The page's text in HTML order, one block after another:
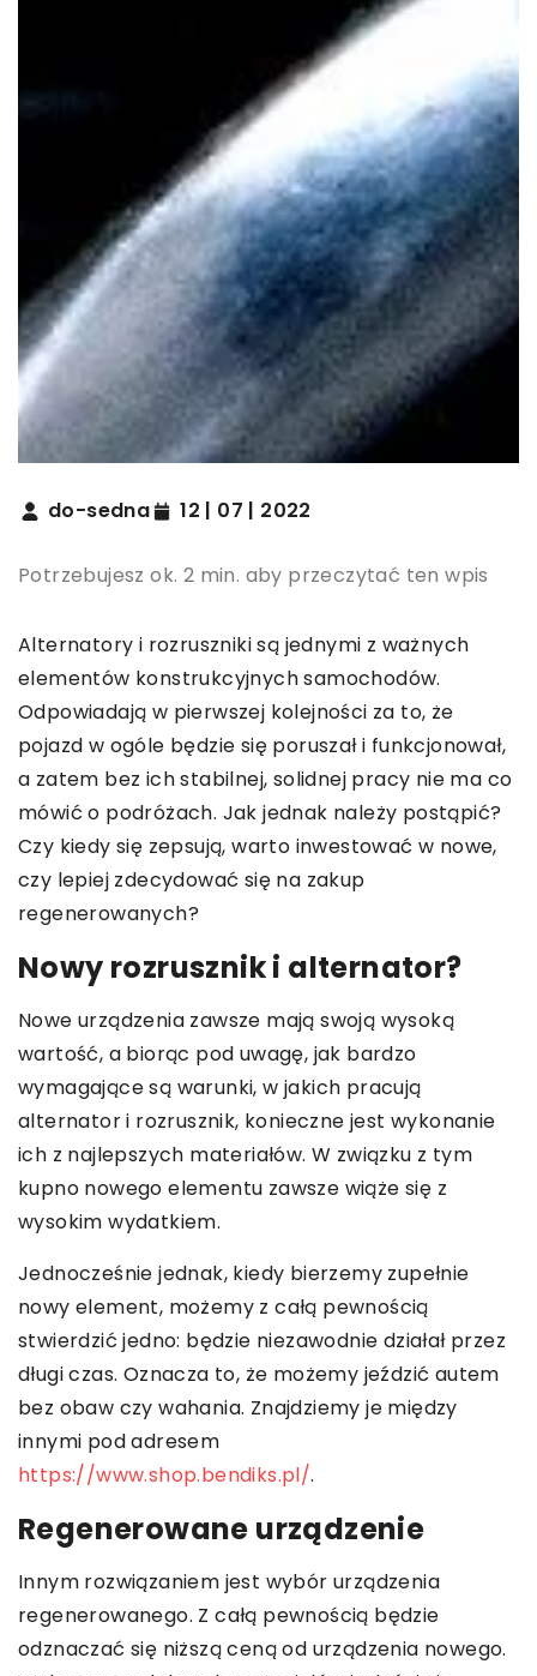
do-sedna 12 | 07 | 2022
Potrzebujesz ok. 2 min. aby przeczytać ten wpis
Alternatory i rozruszniki są jednymi z ważnych
elementów konstrukcyjnych samochodów.
Odpowiadają w pierwszej kolejności za to, że
pojazd w ogóle będzie się poruszał i funkcjonował,
a zatem bez ich stabilnej, solidnej pracy nie ma co
mówić o podróżach. Jak jednak należy postąpić?
Czy kiedy się zepsują, warto inwestować w nowe,
czy lepiej zdecydować się na zakup
regenerowanych?
Nowy rozrusznik i alternator?
Nowe urządzenia zawsze mają swoją wysoką
wartość, a biorąc pod uwagę, jak bardzo
wymagające są warunki, w jakich pracują
alternator i rozrusznik, konieczne jest wykonanie
ich z najlepszych materiałów. W związku z tym
kupno nowego elementu zawsze wiąże się z
wysokim wydatkiem.
Jednocześnie jednak, kiedy bierzemy zupełnie
nowy element, możemy z całą pewnością
stwierdzić jedno: będzie niezawodnie działał przez
długi czas. Oznacza to, że możemy jeździć autem
bez obaw czy wahania. Znajdziemy je między
innymi pod adresem
https://www.shop.bendiks.pl/.
Regenerowane urządzenie
Innym rozwiązaniem jest wybór urządzenia
regenerowanego. Z całą pewnością będzie
odznaczać się niższą ceną od urządzenia nowego.